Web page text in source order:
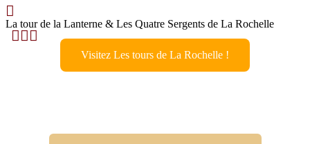
La tour de la Lanterne & Les Quatre Sergents de La Rochelle
Visitez Les tours de La Rochelle !